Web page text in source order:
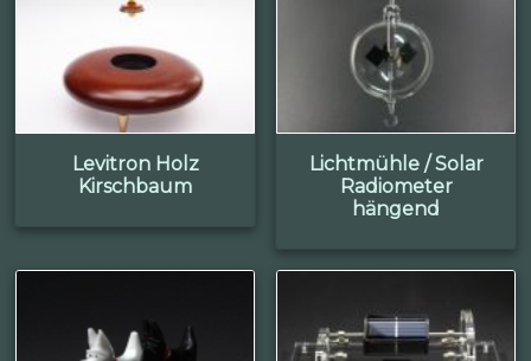
Levitron Holz
Kirschbaum
Lichtmühle / Solar
Radiometer
hängend